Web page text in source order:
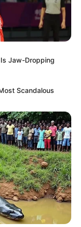
Jaw-Dropping
Scandalous